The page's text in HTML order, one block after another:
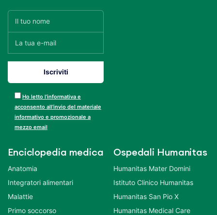
Ho letto l’informativa e
acconsento all’invio del materiale
informativo e promozionale a
mezzo email
Enciclopedia medica
Anatomia
Integratori alimentari
Malattie
Primo soccorso
Ospedali Humanitas
Humanitas Mater Domini
Istituto Clinico Humanitas
Humanitas San Pio X
Humanitas Medical Care